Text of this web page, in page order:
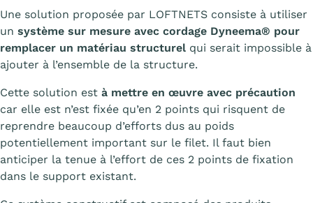
Une solution proposée par LOFTNETS consiste à utiliser
un système sur mesure avec cordage Dyneema® pour
remplacer un matériau structurel qui serait impossible à
ajouter à l’ensemble de la structure.
Cette solution est à mettre en œuvre avec précaution
car elle est n’est fixée qu’en 2 points qui risquent de
reprendre beaucoup d’efforts dus au poids
potentiellement important sur le filet. Il faut bien
anticiper la tenue à l’effort de ces 2 points de fixation
dans le support existant.